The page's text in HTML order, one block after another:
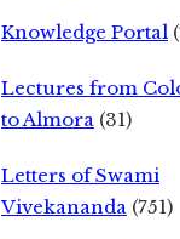
Knowledge Portal
Lectures from
to Almora (31)
Letters of Swami
Vivekananda (751)